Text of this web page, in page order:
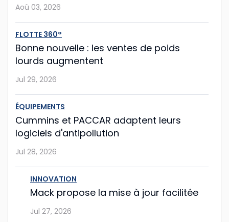
Jui 26, 2026
Camo-Route lance un sondage sur la
place des femmes dans le transport
routier
Camo-Route invite les entreprises ainsi que les
routier à participer à un sondage portant sur la place
Jui 04, 2026
Des finissants du Cégep Limoilou
récompensés au Prix d'excellence en
technologie routière 2026
Le ministère des Transports et de la Mobilité durable a
procédé à la remise des prix de la 17e édition du Prix
Aoû 03, 2026
FLOTTE 360°
Bonne nouvelle : les ventes de poids
lourds augmentent
Jul 29, 2026
ÉQUIPEMENTS
Cummins et PACCAR adaptent leurs
logiciels d'antipollution
Jul 28, 2026
INNOVATION
Mack propose la mise à jour facilitée
Jul 27, 2026